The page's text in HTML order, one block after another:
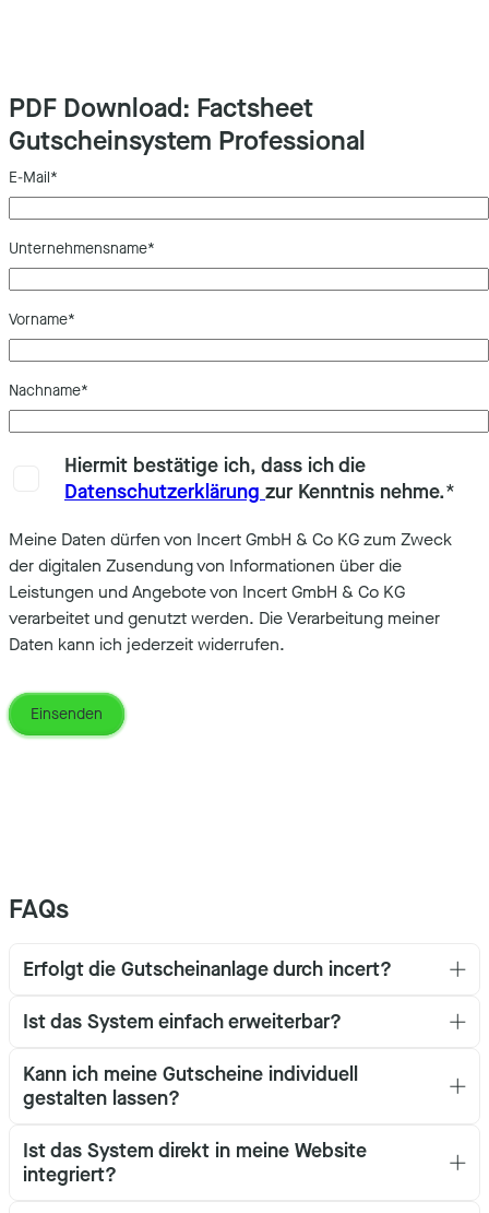
PDF Download: Factsheet
Gutscheinsystem Professional
E-Mail*
Unternehmensname*
Vorname*
Nachname*
Hiermit bestätige ich, dass ich die
Datenschutzerklärung zur Kenntnis nehme.*
Meine Daten dürfen von Incert GmbH & Co KG zum Zweck
der digitalen Zusendung von Informationen über die
Leistungen und Angebote von Incert GmbH & Co KG
verarbeitet und genutzt werden. Die Verarbeitung meiner
Daten kann ich jederzeit widerrufen.
FAQs
Erfolgt die Gutscheinanlage durch incert?
Ist das System einfach erweiterbar?
Kann ich meine Gutscheine individuell
gestalten lassen?
Ist das System direkt in meine Website
integriert?